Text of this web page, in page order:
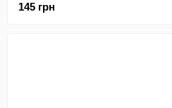
2300500009656)
145 грн